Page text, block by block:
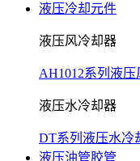
液压冷却元件
液压风冷却器
AH1012系列液
液压水冷却器
DT系列液压水冷
液压油管胶管